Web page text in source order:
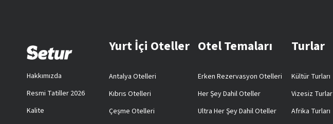
Hakkımızda
Resmi Tatiller 2026
Kalite
Yurt İçi Oteller
Antalya Otelleri
Kıbrıs Otelleri
Çeşme Otelleri
Otel Temaları
Erken Rezervasyon Otelleri
Her Şey Dahil Oteller
Ultra Her Şey Dahil Oteller
Turlar
Kültür Turları
Vizesiz Turlar
Afrika Turları